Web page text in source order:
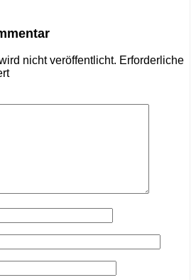
nicht veröffentlicht. Erforderliche